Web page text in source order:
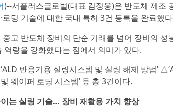
)--서플러스글로벌(대표 김정웅)은 반도체 제조
로딩 기술에 대한 국내 특허 3건 등록을 완료했
고 반도체 장비의 단순 거래를 넘어 장비의 성
역량을 강화했다는 점에서 의미가 있다.
반응기용 실링시스템 및 실링 해제 방법’
웨이퍼 로딩 시스템’ 등 총 3건이다.
는 실링 기술… 장비 재활용 가치 향상